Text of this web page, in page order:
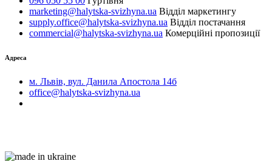
marketing@halytska-svizhyna.ua Відділ маркетингу
supply.office@halytska-svizhyna.ua Відділ постачання
commercial@halytska-svizhyna.ua Комерційні пропозиції
Адреса
м. Львів, вул. Данила Апостола 14б
office@halytska-svizhyna.ua